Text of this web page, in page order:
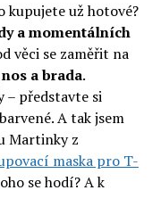
kupujete už hotové?
a momentálních
věci se zaměřit na
a brada.
– představte si
A tak jsem
Martinky z
maska pro T-
se hodí? A k